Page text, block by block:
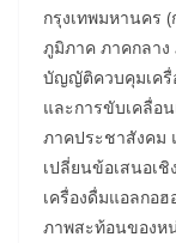
กรุงเทพมหานคร
ภูมิภาค ภาคกลาง
บัญญัติควบคุมเครื่
และการขับเคลื่อ
ภาคประชาสังคม
เปลี่ยนข้อเสนอเ
เครื่องดื่มแอลกอ
ภาพสะท้อนของห